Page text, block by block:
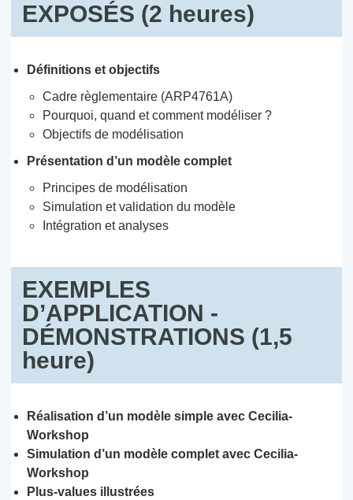
EXPOSÉS (2 heures)
Définitions et objectifs
Cadre règlementaire (ARP4761A)
Pourquoi, quand et comment modéliser ?
Objectifs de modélisation
Présentation d’un modèle complet
Principes de modélisation
Simulation et validation du modèle
Intégration et analyses
EXEMPLES
D’APPLICATION -
DÉMONSTRATIONS (1,5
heure)
Réalisation d’un modèle simple avec Cecilia-
Workshop
Simulation d’un modèle complet avec Cecilia-
Workshop
Plus-values illustrées